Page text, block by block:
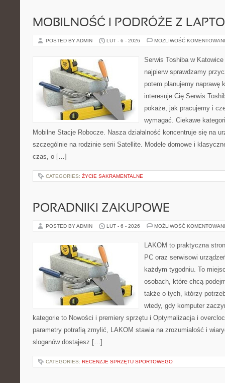
MOBILNOŚĆ I PODRÓŻE Z
POSTED BY ADMIN LUT - 6 - 2026 MOŻLIWOŚĆ
Serwis Toshiba w
najpierw sprawdzamy
potem planujemy naprawę
interesuje Cię Serwis
pokaże, jak pracujemy i
wymagać. Ciekawe
Mobilne Stacje Robocze. Nasza działalność koncentruje się na
szczególnie na rodzinie serii Satellite. Modele domowe i
czas, o […]
CATEGORIES: ŻYCIE SAKRAMENTALNE
PORADNIKI ZAKUPOWE
POSTED BY ADMIN LUT - 6 - 2026 MOŻLIWOŚĆ
LAKOM to praktyczna
PC oraz serwisowi
każdym tygodniu. To
osobach, które chcą
także o tych, którzy
wtedy, gdy komputer
kategorie to Nowości i premiery sprzętu i Optymalizacja i
parametry potrafią zmylić, LAKOM stawia na zrozumiałość i
sloganów dostajesz […]
CATEGORIES: RECENZJE SPRZĘTU SPORTOWEGO